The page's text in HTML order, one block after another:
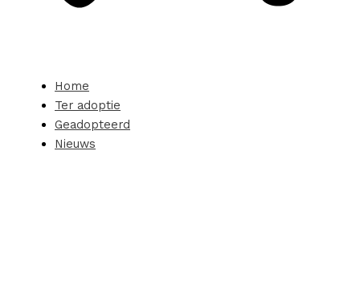
Home
Ter adoptie
Geadopteerd
Nieuws